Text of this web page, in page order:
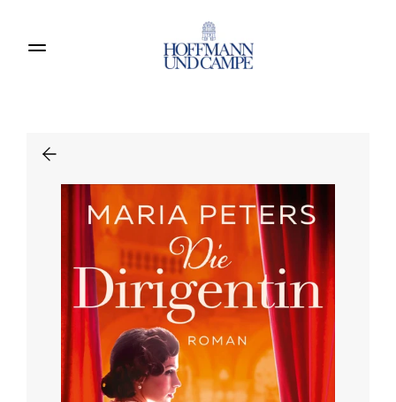
Produkte entdecken